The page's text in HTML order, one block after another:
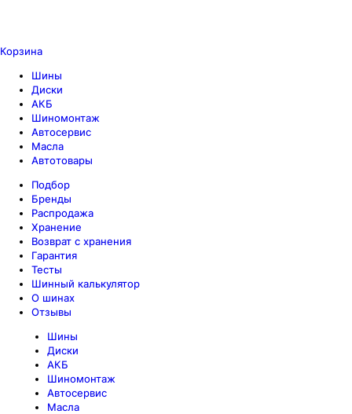
Корзина
Шины
Диски
АКБ
Шиномонтаж
Автосервис
Масла
Автотовары
Подбор
Бренды
Распродажа
Хранение
Возврат с хранения
Гарантия
Тесты
Шинный калькулятор
О шинах
Отзывы
Шины
Диски
АКБ
Шиномонтаж
Автосервис
Масла